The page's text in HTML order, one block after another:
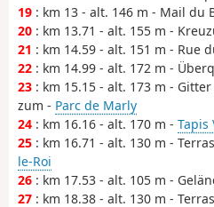
19 : km 13 - alt. 146 m - Mail du
20 : km 13.71 - alt. 155 m -
21 : km 14.59 - alt. 151 m - Rue
22 : km 14.99 - alt. 172 m -
23 : km 15.15 - alt. 173 m -
zum - Parc de Marly
24 : km 16.16 - alt. 170 m - Tapis
25 : km 16.71 - alt. 130 m -
le-Roi
26 : km 17.53 - alt. 105 m -
27 : km 18.38 - alt. 130 m -